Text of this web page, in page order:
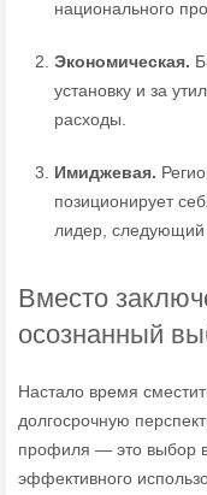
национального
Экономическая.
установку и за
расходы.
Имиджевая.
позиционирует
лидер, следующий
Вместо
осознанный
Настало время
долгосрочную
профиля — это выбор в
эффективного